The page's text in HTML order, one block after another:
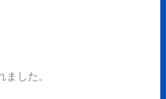
した。